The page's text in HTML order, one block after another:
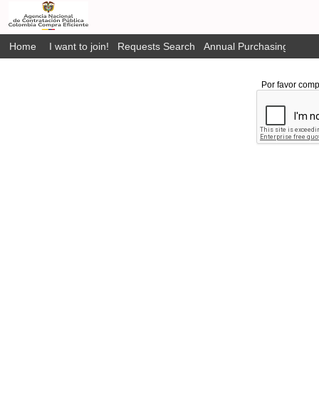
Home I want to join! Requests Search Annual Purchasing Plan
Por favor